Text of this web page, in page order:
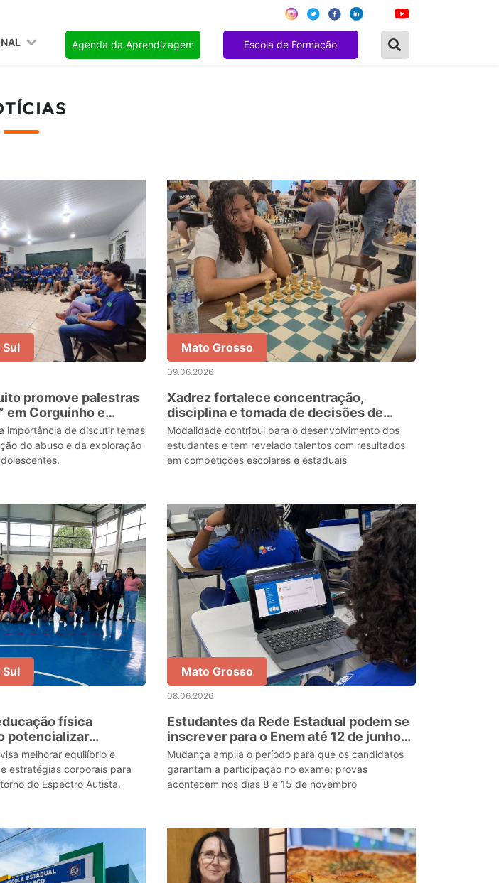
Agenda da Aprendizagem Escola de Formação
promove palestras
em Corguinho e
importância de discutir temas
do abuso e da exploração
Mato Grosso
09.06.2026
Xadrez fortalece concentração,
disciplina e tomada de decisões de
estudantes da Escola Clênia Rosalina
Modalidade contribui para o desenvolvimento dos
estudantes e tem revelado talentos com resultados
em competições escolares e estaduais
física
potencializar
melhorar equilíbrio e
estratégias corporais para
do Espectro Autista.
Mato Grosso
08.06.2026
Estudantes da Rede Estadual podem se
inscrever para o Enem até 12 de junho
após prorrogação do prazo
Mudança amplia o período para que os candidatos
garantam a participação no exame; provas
acontecem nos dias 8 e 15 de novembro